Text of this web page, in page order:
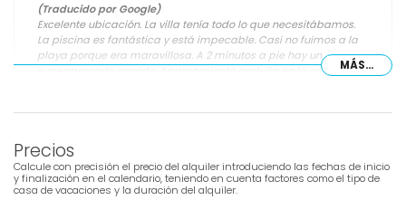
(Traducido por Google)
Excelente ubicación. La villa tenía todo lo que necesitábamos.
La piscina es fantástica y está impecable. Casi no fuimos a la
playa porque era maravillosa. A 2 minutos a pie hay un
supermercado grande. Aparcamiento gratuito en la calle. Fácil
- 9,9
Familias con niños mayores - Agosto 2025 - España :
MÁS...
Precios
Calcule con precisión el precio del alquiler introduciendo las fechas de inicio
y finalización en el calendario, teniendo en cuenta factores como el tipo de
casa de vacaciones y la duración del alquiler.